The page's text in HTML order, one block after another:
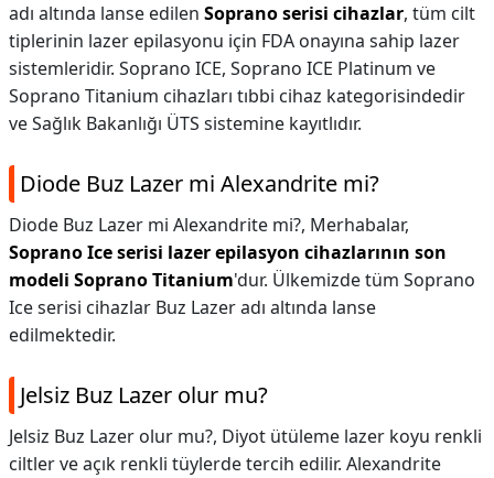
adı altında lanse edilen Soprano serisi cihazlar, tüm cilt
tiplerinin lazer epilasyonu için FDA onayına sahip lazer
sistemleridir. Soprano ICE, Soprano ICE Platinum ve
Soprano Titanium cihazları tıbbi cihaz kategorisindedir
ve Sağlık Bakanlığı ÜTS sistemine kayıtlıdır.
Diode Buz Lazer mi Alexandrite mi?
Diode Buz Lazer mi Alexandrite mi?, Merhabalar,
Soprano Ice serisi lazer epilasyon cihazlarının son
modeli Soprano Titanium'dur. Ülkemizde tüm Soprano
Ice serisi cihazlar Buz Lazer adı altında lanse
edilmektedir.
Jelsiz Buz Lazer olur mu?
Jelsiz Buz Lazer olur mu?, Diyot ütüleme lazer koyu renkli
ciltler ve açık renkli tüylerde tercih edilir. Alexandrite